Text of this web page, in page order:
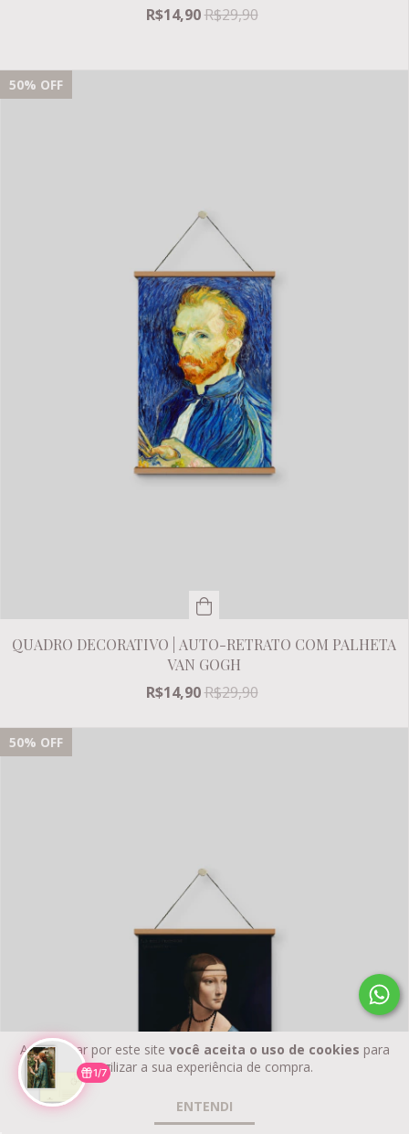
Ao navegar por este site você aceita o uso de cookies para
agilizar a sua experiência de compra.
ENTENDI
R$14,90R$29,90
50% OFF
QUADRO DECORATIVO | AUTO-RETRATO COM PALHETA
VAN GOGH
R$14,90R$29,90
50% OFF
1/7